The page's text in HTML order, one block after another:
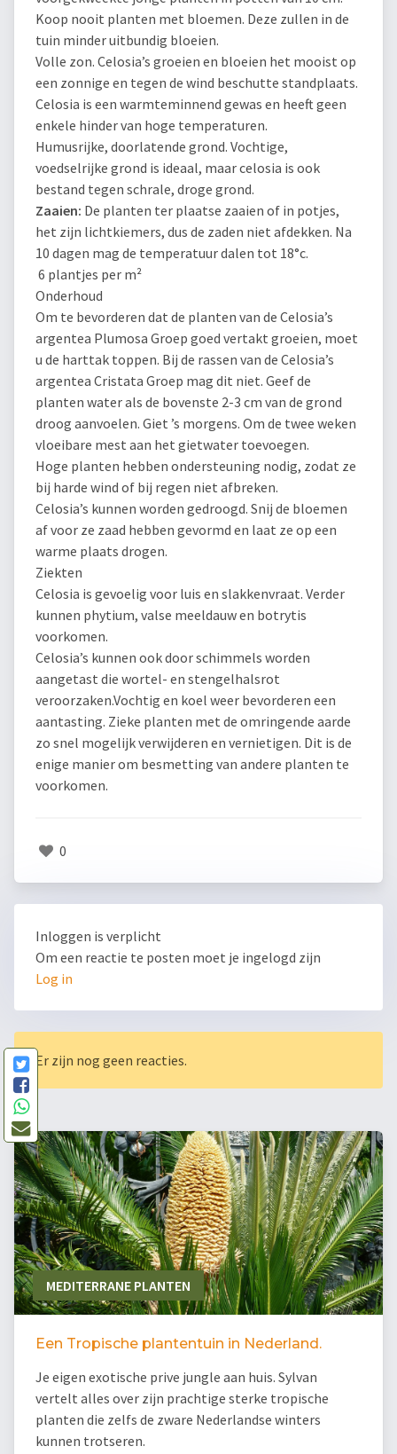
Koop nooit planten met bloemen. Deze zullen in de
tuin minder uitbundig bloeien.
Volle zon. Celosia’s groeien en bloeien het mooist op
een zonnige en tegen de wind beschutte standplaats.
Celosia is een warmteminnend gewas en heeft geen
enkele hinder van hoge temperaturen.
Humusrijke, doorlatende grond. Vochtige,
voedselrijke grond is ideaal, maar celosia is ook
bestand tegen schrale, droge grond.
Zaaien: De planten ter plaatse zaaien of in potjes,
het zijn lichtkiemers, dus de zaden niet afdekken. Na
10 dagen mag de temperatuur dalen tot 18°c.
6 plantjes per m²
Onderhoud
Om te bevorderen dat de planten van de Celosia’s
argentea Plumosa Groep goed vertakt groeien, moet
u de harttak toppen. Bij de rassen van de Celosia’s
argentea Cristata Groep mag dit niet. Geef de
planten water als de bovenste 2-3 cm van de grond
droog aanvoelen. Giet ’s morgens. Om de twee weken
vloeibare mest aan het gietwater toevoegen.
Hoge planten hebben ondersteuning nodig, zodat ze
bij harde wind of bij regen niet afbreken.
Celosia’s kunnen worden gedroogd. Snij de bloemen
af voor ze zaad hebben gevormd en laat ze op een
warme plaats drogen.
Ziekten
Celosia is gevoelig voor luis en slakkenvraat. Verder
kunnen phytium, valse meeldauw en botrytis
voorkomen.
Celosia’s kunnen ook door schimmels worden
aangetast die wortel- en stengelhalsrot
veroorzaken.Vochtig en koel weer bevorderen een
aantasting. Zieke planten met de omringende aarde
zo snel mogelijk verwijderen en vernietigen. Dit is de
enige manier om besmetting van andere planten te
voorkomen.
0
Inloggen is verplicht
Om een reactie te posten moet je ingelogd zijn
Log in
Er zijn nog geen reacties.
MEDITERRANE PLANTEN
Een Tropische plantentuin in Nederland.
Je eigen exotische prive jungle aan huis. Sylvan
vertelt alles over zijn prachtige sterke tropische
planten die zelfs de zware Nederlandse winters
kunnen trotseren.